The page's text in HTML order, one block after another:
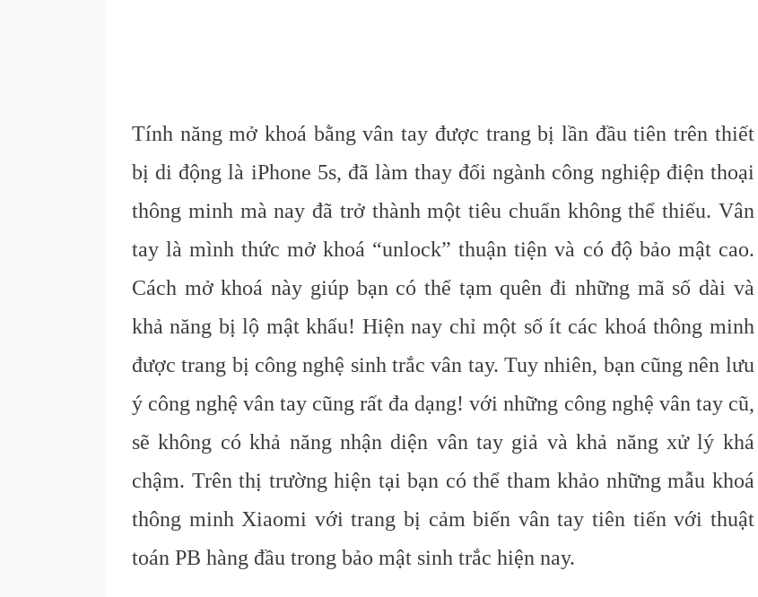
Tính năng mở khoá bằng vân tay được trang bị lần đầu tiên trên thiết
bị di động là iPhone 5s, đã làm thay đổi ngành công nghiệp điện thoại
thông minh mà nay đã trở thành một tiêu chuẩn không thể thiếu. Vân
tay là mình thức mở khoá “unlock” thuận tiện và có độ bảo mật cao.
Cách mở khoá này giúp bạn có thể tạm quên đi những mã số dài và
khả năng bị lộ mật khẩu! Hiện nay chỉ một số ít các khoá thông minh
được trang bị công nghệ sinh trắc vân tay. Tuy nhiên, bạn cũng nên lưu
ý công nghệ vân tay cũng rất đa dạng! với những công nghệ vân tay cũ,
sẽ không có khả năng nhận diện vân tay giả và khả năng xử lý khá
chậm. Trên thị trường hiện tại bạn có thể tham khảo những mẫu khoá
thông minh Xiaomi với trang bị cảm biến vân tay tiên tiến với thuật
toán PB hàng đầu trong bảo mật sinh trắc hiện nay.